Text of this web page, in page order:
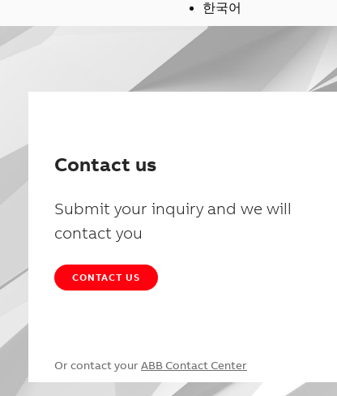
한국어
Contact us
Submit your inquiry and we will
contact you
CONTACT US
Or contact your ABB Contact Center